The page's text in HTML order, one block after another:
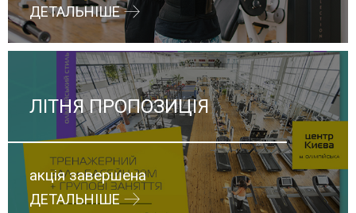
ДЕТАЛЬНІШЕ
ЛІТНЯ ПРОПОЗИЦІЯ
акція завершена
ДЕТАЛЬНІШЕ